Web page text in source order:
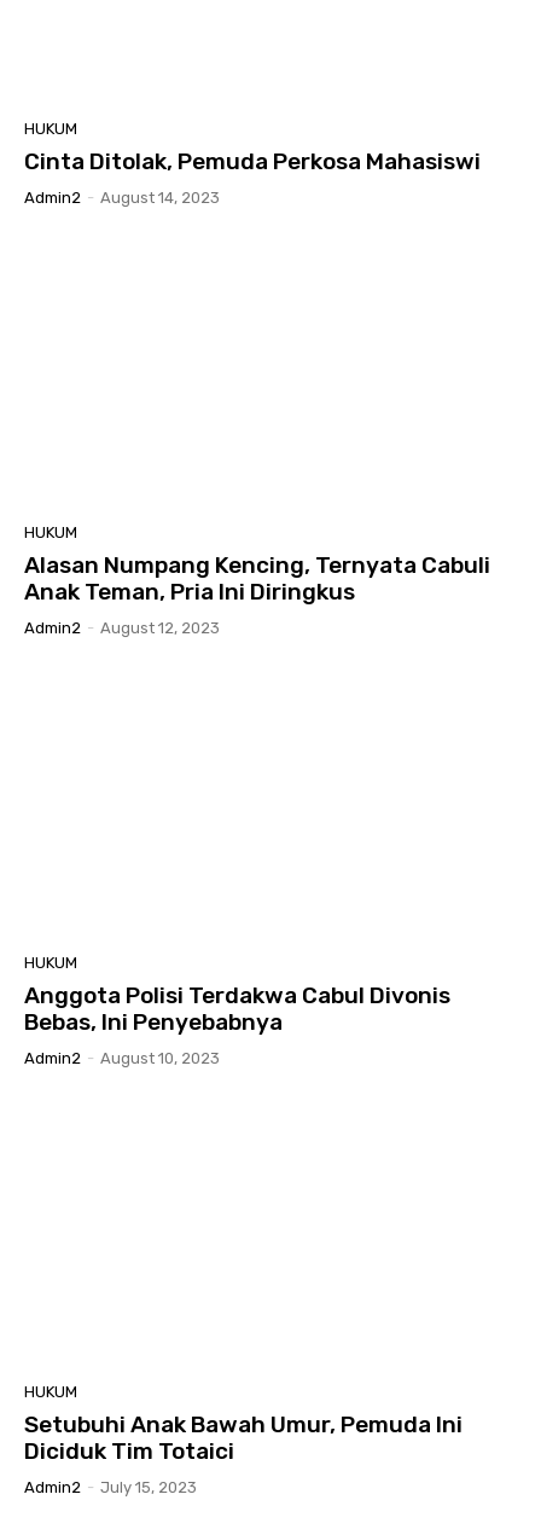
HUKUM
Cinta Ditolak, Pemuda Perkosa Mahasiswi
Admin2 - August 14, 2023
HUKUM
Alasan Numpang Kencing, Ternyata Cabuli
Anak Teman, Pria Ini Diringkus
Admin2 - August 12, 2023
HUKUM
Anggota Polisi Terdakwa Cabul Divonis
Bebas, Ini Penyebabnya
Admin2 - August 10, 2023
HUKUM
Setubuhi Anak Bawah Umur, Pemuda Ini
Diciduk Tim Totaici
Admin2 - July 15, 2023